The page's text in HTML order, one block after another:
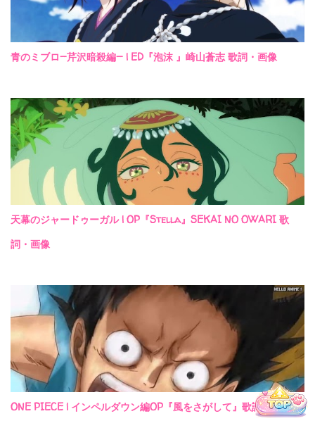
Hello Music
青のミブロ—芹沢暗殺編— | ED『泡沫 』崎山蒼志 歌詞・画像
天幕のジャードゥーガル | OP『Stella』SEKAI NO OWARI 歌
詞・画像
ONE PIECE | インペルダウン編OP『風をさがして』歌詞・画像